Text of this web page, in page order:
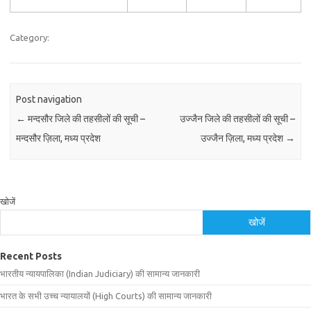
Category:
Post navigation
← मन्दसौर जिले की तहसीलों की सूची –
मन्दसौर ज़िला, मध्य प्रदेश
उज्जैन जिले की तहसीलों की सूची –
उज्जैन ज़िला, मध्य प्रदेश →
खोजें
खोजें
Recent Posts
भारतीय न्यायपालिका (Indian Judiciary) की सामान्य जानकारी
भारत के सभी उच्च न्यायालयों (High Courts) की सामान्य जानकारी